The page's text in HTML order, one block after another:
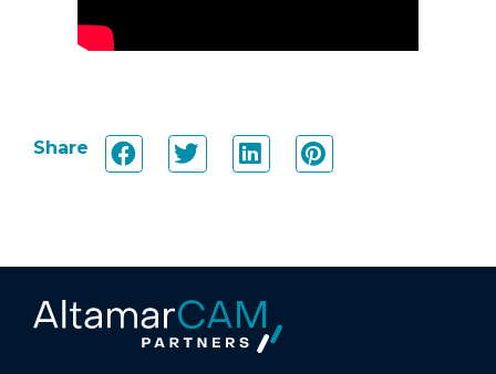
Share